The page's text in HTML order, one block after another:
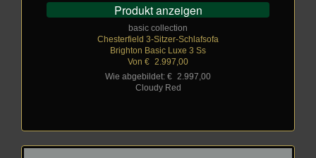
Produkt anzeigen
basic collection
Chesterfield 3-Sitzer-Schlafsofa
Brighton Basic Luxe 3 Ss
Von € 2.997,00
Wie abgebildet: €
2.997,00
Cloudy Red